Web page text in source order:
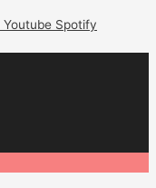
Youtube Spotify